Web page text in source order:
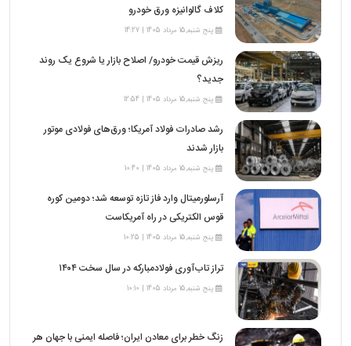
کلاف گالوانیزه ورق خودرو
پنج شنبه,15 مرداد 1405 | 14:27
ریزش قیمت خودرو/ اصلاح بازار یا شروع یک روند
جدید؟
پنج شنبه,15 مرداد 1405 | 12:54
رشد صادرات فولاد آمریکا؛ ورق‌های فولادی موتور
بازار شدند
پنج شنبه,15 مرداد 1405 | 10:40
آرسلورمیتال وارد فاز تازه توسعه شد؛ دومین کوره
قوس الکتریکی در راه آمریکاست
پنج شنبه,15 مرداد 1405 | 10:25
تراز تاب‌آوری فولادمبارکه در سال سخت ۱۴۰۴
پنج شنبه,15 مرداد 1405 | 10:10
زنگ خطر برای معادن ایران؛ فاصله ایمنی با جهان هر